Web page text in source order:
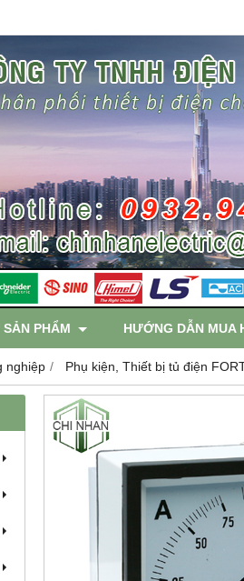
SẢN PHẨM HƯỚNG DẪN MUA
nghiệp Phụ kiện, Thiết bị tủ điện